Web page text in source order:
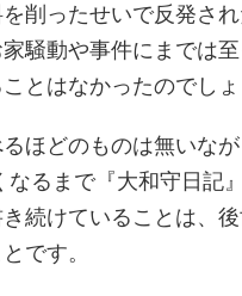
削ったせいで反発さ
家騒動や事件にまでは
とはなかったのでしょ
ほどのものは無いな
なるまで『大和守日記
続けていることは、
です。